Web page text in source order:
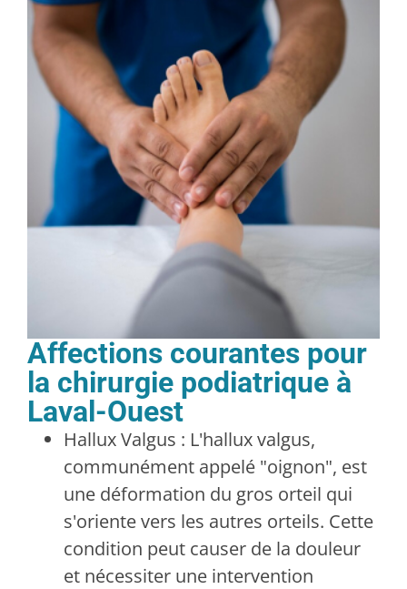
Affections courantes pour
la chirurgie podiatrique à
Laval-Ouest
Hallux Valgus : L'hallux valgus,
communément appelé "oignon", est
une déformation du gros orteil qui
s'oriente vers les autres orteils. Cette
condition peut causer de la douleur
et nécessiter une intervention